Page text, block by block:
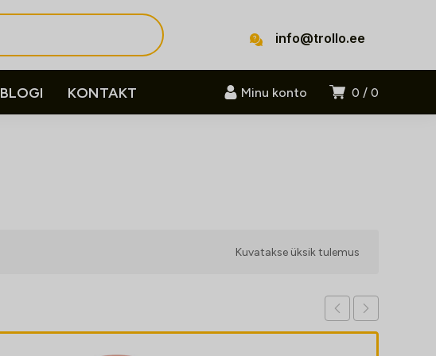
info@trollo.ee
0 0
Minu konto
BLOGI KONTAKT
Kuvatakse üksik tulemus